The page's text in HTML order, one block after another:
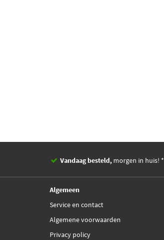
Vandaag besteld, morgen in huis! *
Algemeen
Service en contact
Algemene voorwaarden
Privacy policy